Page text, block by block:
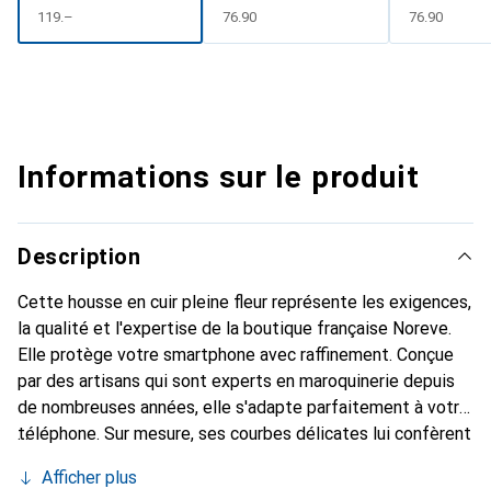
CHF
119.– CHF
76.90 CHF
76.90
Informations sur le produit
Description
Cette housse en cuir pleine fleur représente les exigences,
la qualité et l'expertise de la boutique française Noreve.
Elle protège votre smartphone avec raffinement. Conçue
par des artisans qui sont experts en maroquinerie depuis
de nombreuses années, elle s'adapte parfaitement à votre
téléphone. Sur mesure, ses courbes délicates lui confèrent
chic et essentiel de votre smartphone. Reconnaissable à
Afficher plus